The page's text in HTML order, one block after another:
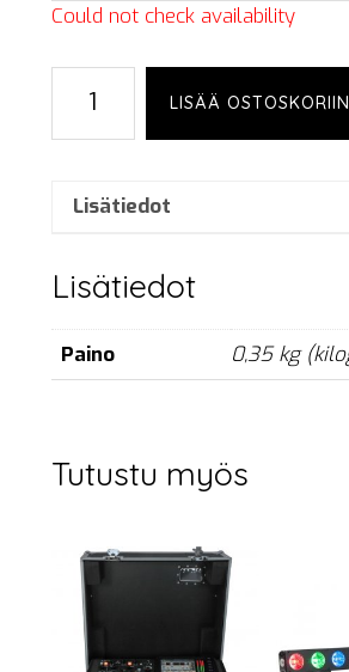
Could not check availability
Unique
2.1
määrä
LISÄÄ OSTOSKORIIN
Lisätiedot
Lisätiedot
Paino 0,35 kg
Tutustu myös